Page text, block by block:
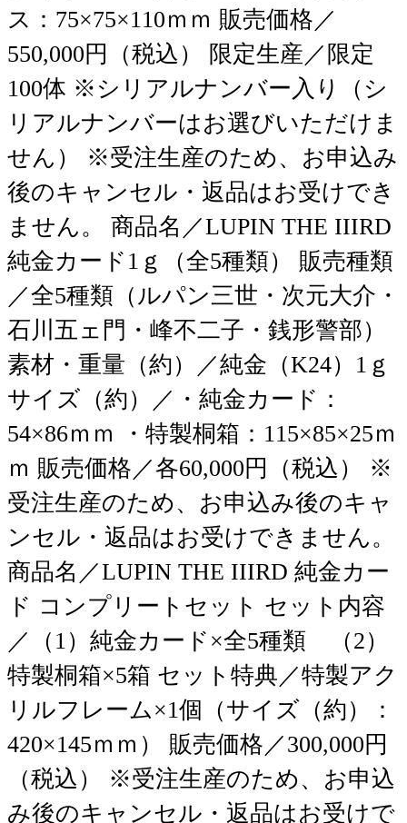
ス：75×75×110ｍｍ 販売価格／
550,000円（税込） 限定生産／限定
100体 ※シリアルナンバー入り（シ
リアルナンバーはお選びいただけま
せん） ※受注生産のため、お申込み
後のキャンセル・返品はお受けでき
ません。 商品名／LUPIN THE IIIRD
純金カード1ｇ（全5種類） 販売種類
／全5種類（ルパン三世・次元大介・
石川五ェ門・峰不二子・銭形警部）
素材・重量（約）／純金（K24）1ｇ
サイズ（約）／・純金カード：
54×86ｍｍ ・特製桐箱：115×85×25ｍ
ｍ 販売価格／各60,000円（税込） ※
受注生産のため、お申込み後のキャ
ンセル・返品はお受けできません。
商品名／LUPIN THE IIIRD 純金カー
ド コンプリートセット セット内容
／（1）純金カード×全5種類 （2）
特製桐箱×5箱 セット特典／特製アク
リルフレーム×1個（サイズ（約）：
420×145ｍｍ） 販売価格／300,000円
（税込） ※受注生産のため、お申込
み後のキャンセル・返品はお受けで